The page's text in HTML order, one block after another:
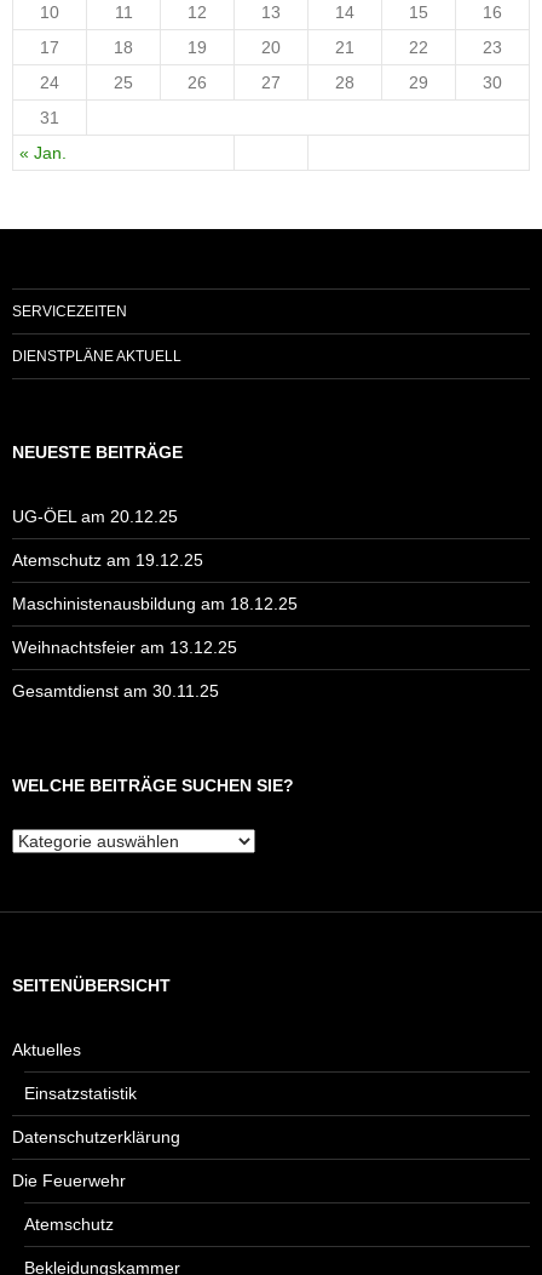
« Jan.
10
11 12 13 14 15
16
17
18 19 20 21 22
23
24
25 26 27 28 29
30
31
SERVICEZEITEN
DIENSTPLÄNE AKTUELL
NEUESTE BEITRÄGE
UG-ÖEL am 20.12.25
Atemschutz am 19.12.25
Maschinistenausbildung am 18.12.25
Weihnachtsfeier am 13.12.25
Gesamtdienst am 30.11.25
WELCHE BEITRÄGE SUCHEN SIE?
Welche
SEITENÜBERSICHT
Aktuelles
Einsatzstatistik
Datenschutzerklärung
Die Feuerwehr
Atemschutz
Bekleidungskammer